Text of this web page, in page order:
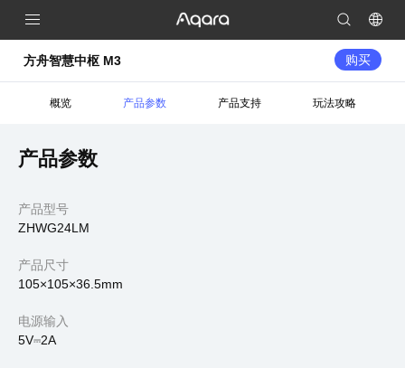
方舟智慧中枢 M3 购买
概览 产品参数 产品支持 玩法攻略
产品参数
产品型号
ZHWG24LM
产品尺寸
105×105×36.5mm
电源输入
5V⎓2A